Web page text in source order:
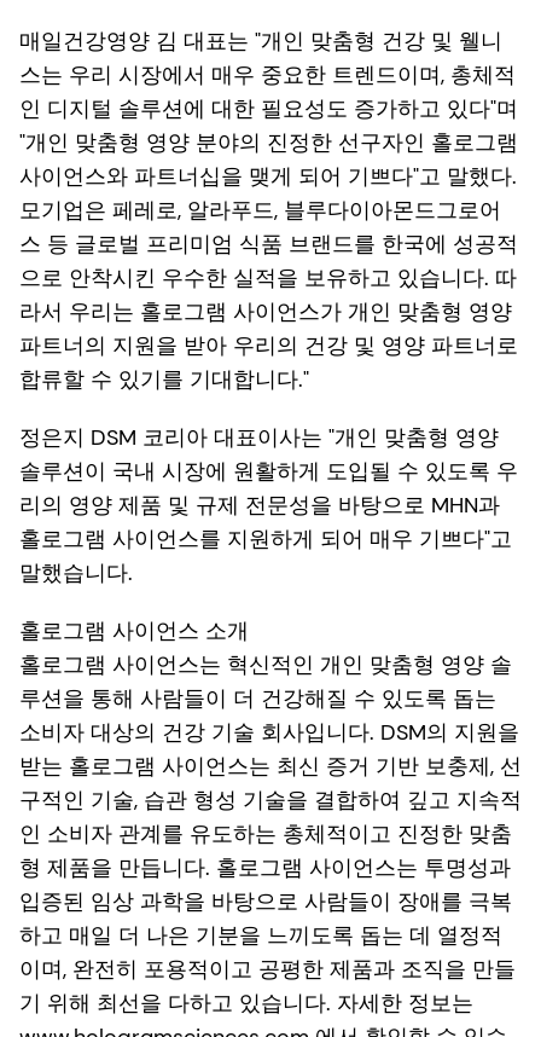
매일건강영양 김 대표는 "개인 맞춤형 건강 및 웰니
스는 우리 시장에서 매우 중요한 트렌드이며, 총체적
인 디지털 솔루션에 대한 필요성도 증가하고 있다"며
"개인 맞춤형 영양 분야의 진정한 선구자인 홀로그램
사이언스와 파트너십을 맺게 되어 기쁘다"고 말했다.
모기업은 페레로, 알라푸드, 블루다이아몬드그로어
스 등 글로벌 프리미엄 식품 브랜드를 한국에 성공적
으로 안착시킨 우수한 실적을 보유하고 있습니다. 따
라서 우리는 홀로그램 사이언스가 개인 맞춤형 영양
파트너의 지원을 받아 우리의 건강 및 영양 파트너로
합류할 수 있기를 기대합니다."
정은지 DSM 코리아 대표이사는 "개인 맞춤형 영양
솔루션이 국내 시장에 원활하게 도입될 수 있도록 우
리의 영양 제품 및 규제 전문성을 바탕으로 MHN과
홀로그램 사이언스를 지원하게 되어 매우 기쁘다"고
말했습니다.
홀로그램 사이언스 소개
홀로그램 사이언스는 혁신적인 개인 맞춤형 영양 솔
루션을 통해 사람들이 더 건강해질 수 있도록 돕는
소비자 대상의 건강 기술 회사입니다. DSM의 지원을
받는 홀로그램 사이언스는 최신 증거 기반 보충제, 선
구적인 기술, 습관 형성 기술을 결합하여 깊고 지속적
인 소비자 관계를 유도하는 총체적이고 진정한 맞춤
형 제품을 만듭니다. 홀로그램 사이언스는 투명성과
입증된 임상 과학을 바탕으로 사람들이 장애를 극복
하고 매일 더 나은 기분을 느끼도록 돕는 데 열정적
이며, 완전히 포용적이고 공평한 제품과 조직을 만들
기 위해 최선을 다하고 있습니다. 자세한 정보는